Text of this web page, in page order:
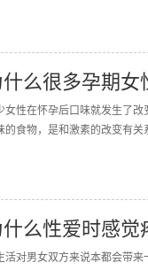
什么很多孕期女
女性在怀孕后口味就发生了
的食物，是和激素的改变有
什么性爱时感
活对男女双方来说本都会带